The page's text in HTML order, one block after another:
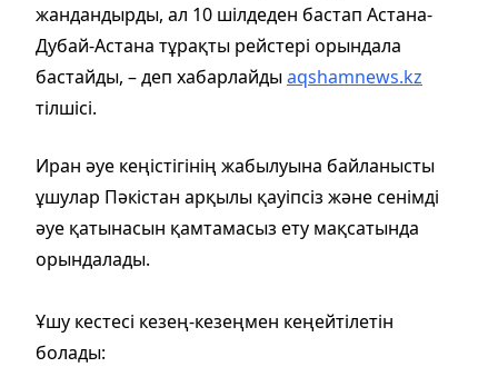
жандандырды, ал 10 шілдеден бастап Астана-
Дубай-Астана тұрақты рейстері орындала
бастайды, – деп хабарлайдыaqshamnews.kz
тілшісі.
Иран әуе кеңiстiгiнiң жабылуына байланысты
ұшулар Пәкiстан арқылы қауiпсiз және сенiмдi
әуе қатынасын қамтамасыз ету мақсатында
орындалады.
Ұшу кестесі кезең-кезеңмен кеңейтілетін
болады: